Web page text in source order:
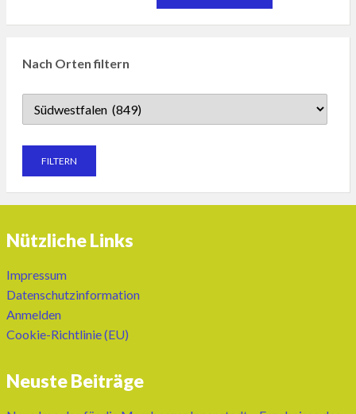
Nach Orten filtern
Nützliche Links
Impressum
Datenschutzinformation
Anmelden
Cookie-Richtlinie (EU)
Neuste Beiträge